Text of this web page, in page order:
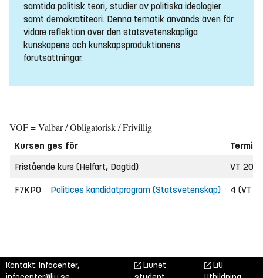
samtida politisk teori, studier av politiska ideologier
samt demokratiteori. Denna tematik används även för
vidare reflektion över den statsvetenskapliga
kunskapens och kunskapsproduktionens
förutsättningar.
VOF = Valbar / Obligatorisk / Frivillig
Kursen ges för
Termin
Fristående kurs (Helfart, Dagtid)
VT 2021
F7KPO Politices kandidatprogram (Statsvetenskap) 4 (VT
Kontakt: Infocenter,
Liunet
LiU